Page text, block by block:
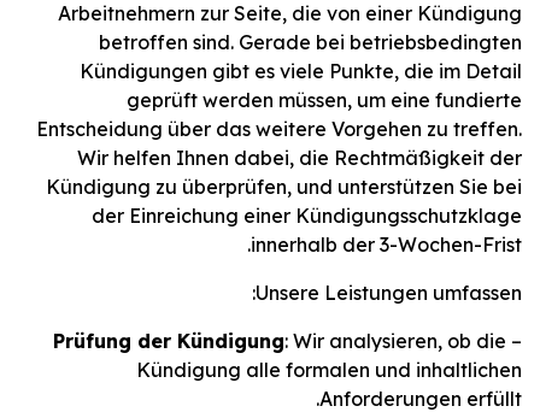
Arbeitnehmern zur Seite, die von einer Kündigung
betroffen sind. Gerade bei betriebsbedingten
Kündigungen gibt es viele Punkte, die im Detail
geprüft werden müssen, um eine fundierte
Entscheidung über das weitere Vorgehen zu treffen.
Wir helfen Ihnen dabei, die Rechtmäßigkeit der
Kündigung zu überprüfen, und unterstützen Sie bei
der Einreichung einer Kündigungsschutzklage
innerhalb der 3-Wochen-Frist.
Unsere Leistungen umfassen:
–
Prüfung der Kündigung: Wir analysieren, ob die
Kündigung alle formalen und inhaltlichen
Anforderungen erfüllt.